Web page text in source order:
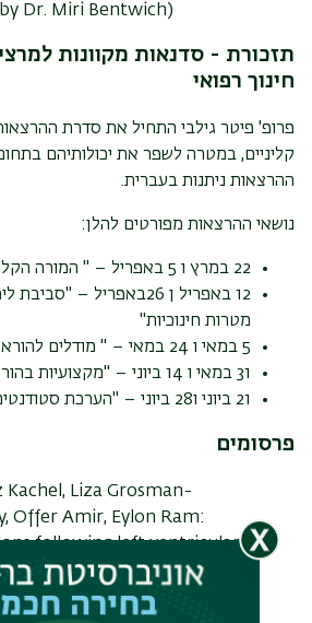
Dr. Miri Bentwich)
תזכורת - סדנאות מקוונות
חינוך רפואי
פרופ' פיטר גילבי התחיל את סדרת
קליניים, במטרה לשפר את יכולותיהם
ההרצאות ניתנות
נושאי ההרצאות מפורטים להלן:
22 במרץ ו 5 באפריל – " המורה הקליני"
12 באפריל ן 26באפריל –
מטרות חינוכיות"
5 במאי ו 24 במאי – " מודלים להוראה קלינית"
31 במאי ו 14 ביוני – "מקצועיות בהוראה ומשוב אפקטיבי"
21 ביוני ו28 ביוני – "הערכת סטודנטים במסגרת קלינית"
פרסומים
Kachel, Liza Grosman-
Offer Amir, Eylon Ram:
following left ventricular
case series (J